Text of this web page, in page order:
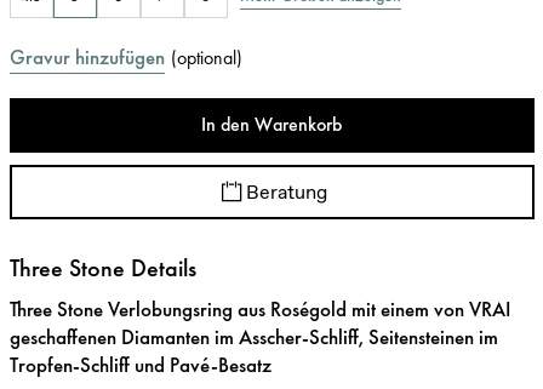
Gravur hinzufügen (optional)
In den Warenkorb
Beratung
Three Stone Details
Three Stone Verlobungsring aus Roségold mit einem von VRAI
geschaffenen Diamanten im Asscher-Schliff, Seitensteinen im
Tropfen-Schliff und Pavé-Besatz